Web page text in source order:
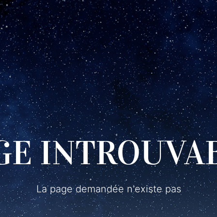
La page demandée n'existe pas